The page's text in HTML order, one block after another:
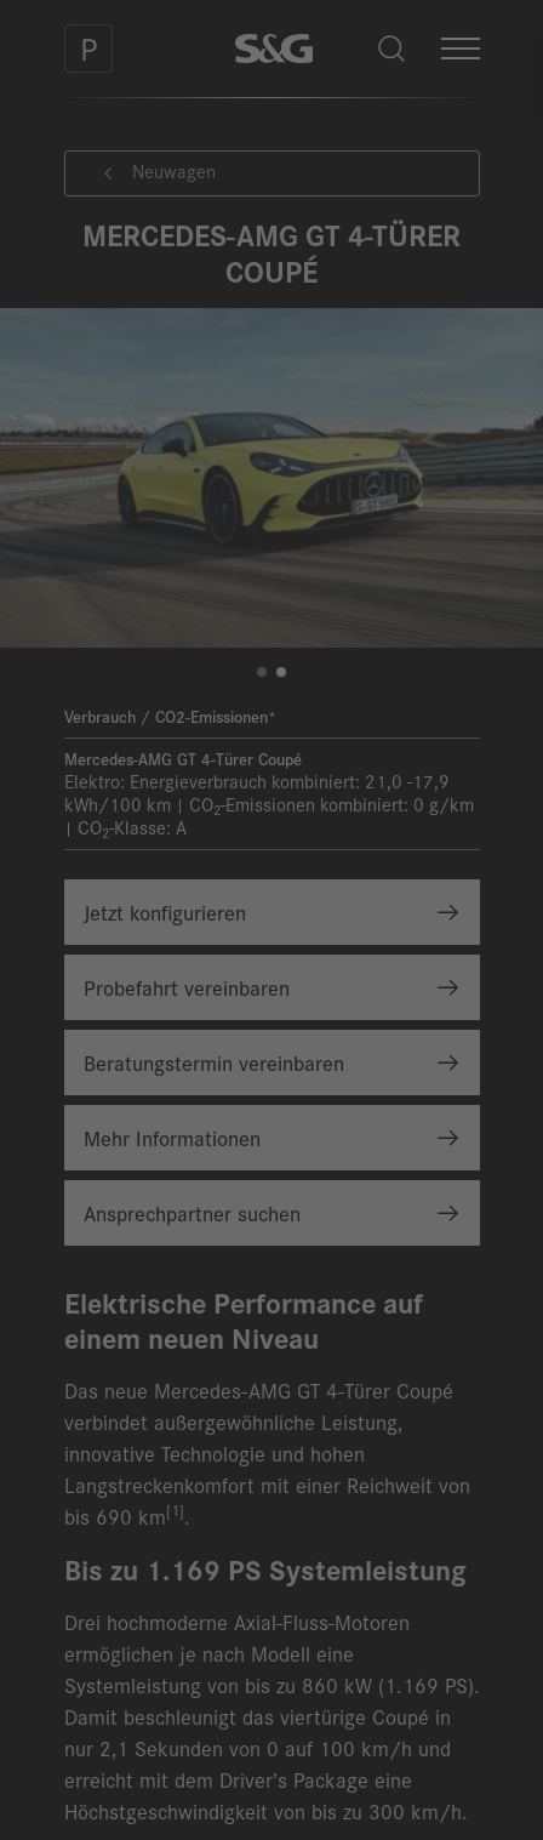
Neuwagen
MERCEDES-AMG GT 4-TÜRER
COUPÉ
Verbrauch / CO2-Emissionen*
Mercedes-AMG GT 4-Türer Coupé
Elektro: Energieverbrauch kombiniert: 21,0 -17,9
kWh/100 km | CO2-Emissionen kombiniert: 0 g/km
| CO2-Klasse: A
Jetzt konfigurieren
Probefahrt vereinbaren
Beratungstermin vereinbaren
Mehr Informationen
Ansprechpartner suchen
Elektrische Performance auf
einem neuen Niveau
Das neue Mercedes-AMG GT 4-Türer Coupé
verbindet außergewöhnliche Leistung,
innovative Technologie und hohen
Langstreckenkomfort mit einer Reichweit von
bis 690 km[1].
Bis zu 1.169 PS Systemleistung
Drei hochmoderne Axial-Fluss-Motoren
ermöglichen je nach Modell eine
Systemleistung von bis zu 860 kW (1.169 PS).
Damit beschleunigt das viertürige Coupé in
nur 2,1 Sekunden von 0 auf 100 km/h und
erreicht mit dem Driver’s Package eine
Höchstgeschwindigkeit von bis zu 300 km/h.